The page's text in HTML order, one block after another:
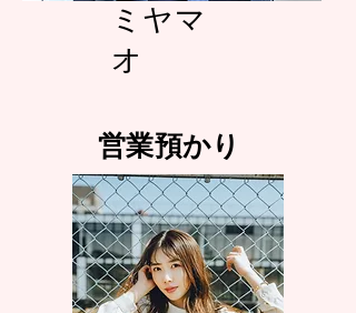
ミヤマ
オ
営業預かり